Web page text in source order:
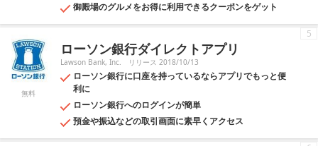
御殿場のグルメをお得に利用できるクーポンをゲット
無料
ローソン銀行ダイレクトアプリ
Lawson Bank, Inc. リリース 2018/10/13
ローソン銀行に口座を持っているならアプリでもっと便
利に
ローソン銀行へのログインが簡単
預金や振込などの取引画面に素早くアクセス
5